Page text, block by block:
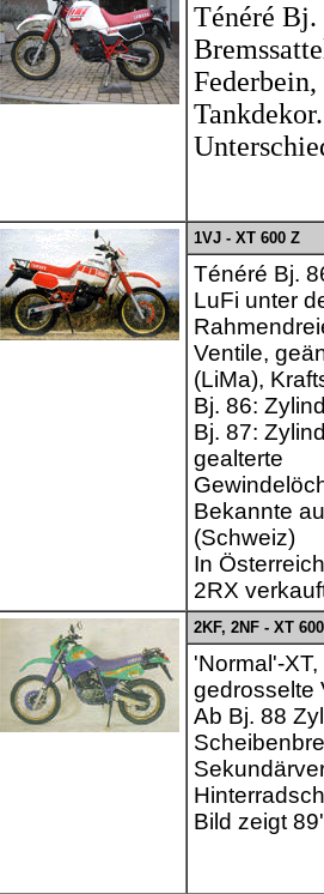
Ténéré Bj.
1VJ - XT 600 Z
Ténéré Bj.
LuFi unter
Ventile,
(LiMa),
Bj. 86:
Bj. 87:
gealterte
Bekannte
(Schweiz)
In
2RX
2KF, 2NF - XT 600
'Normal'-
gedrosselte
Ab Bj. 88
Bild zeigt